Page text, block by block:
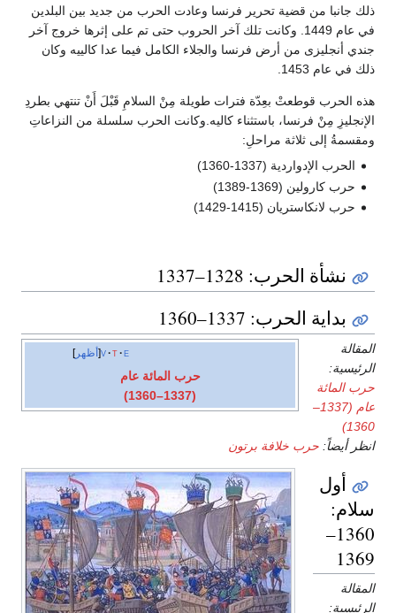
ذلك جانبا من قضية تحرير فرنسا وعادت الحرب من جديد بين البلدين
في عام 1449. وكانت تلك آخر الحروب حتى تم على إثرها خروج آخر
جندي أنجليزى من أرض فرنسا والجلاء الكامل فيما عدا كالييه وكان
ذلك في عام 1453.
هذه الحرب قوطعتْ بعِدّة فترات طويلة مِنْ السلامِ قَبْلَ أَنْ تنتهي بطردِ
الإنجليزِ مِنْ فرنسا، باستثناء كاليه.وكانت الحرب سلسلة من النزاعاتِ
ومقسمةُ إلى ثلاثة مراحلِ:
الحرب الإدواردية (1337-1360)
حرب كارولين (1369-1389)
حرب لانكاستريان (1415-1429)
نشأة الحرب: 1328–1337
بداية الحرب: 1337–1360
أظهر v t e
حرب المائة عام
(1337–1360)
المقالة
الرئيسية:
حرب المائة
عام (1337–
1360)
انظر أيضاً: حرب خلافة برتون
أول
سلام:
1360–
1369
المقالة
الرئيسية: